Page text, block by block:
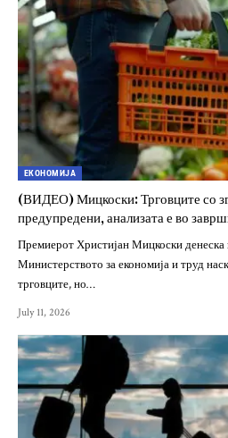
ЕКОНОМИЈА
(ВИДЕО) Мицкоски: Трговците со
предупредени, анализата е во
Премиерот Христијан Мицкоски денеска
Министерството за економија и труд
трговците, но…
July 11, 2026